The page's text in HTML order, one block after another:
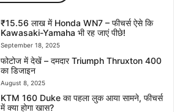
₹15.56 लाख में Honda WN7 – फीचर्स ऐसे कि
Kawasaki-Yamaha भी रह जाएं पीछे!
September 18, 2025
फोटोज में देखें – दमदार Triumph Thruxton 400
का डिजाइन
August 8, 2025
KTM 160 Duke का पहला लुक आया सामने, फीचर्स
में क्या होगा खास?